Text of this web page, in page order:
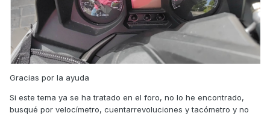
Gracias por la ayuda
Si este tema ya se ha tratado en el foro, no lo he encontrado,
busqué por velocímetro, cuentarrevoluciones y tacómetro y no